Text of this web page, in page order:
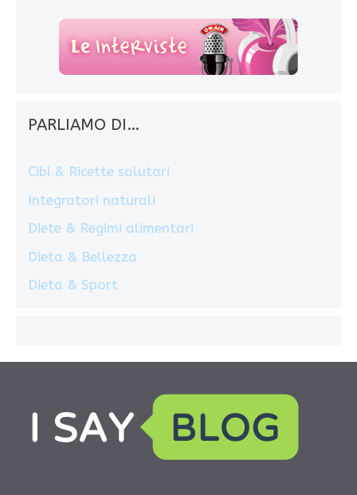
PARLIAMO DI…
Cibi & Ricette salutari
Integratori naturali
Diete & Regimi alimentari
Dieta & Bellezza
Dieta & Sport